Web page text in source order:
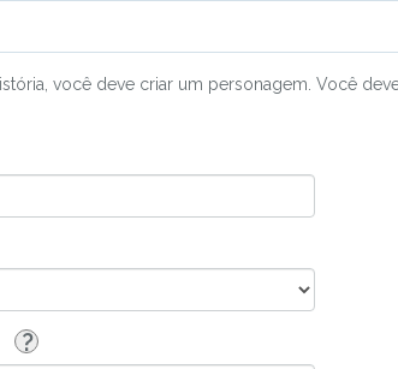
você deve criar um personagem. Você
?